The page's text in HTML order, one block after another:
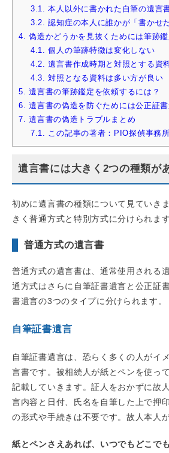
3.1.
本人以外に書かれた自筆の遺言
3.2.
認知症の本人に誰かが「書かせ
4.
偽造かどうかを見抜くためには筆跡
4.1.
個人の筆跡特徴は変化しない
4.2.
遺言書作成時期と対照とする資
4.3.
対照となる資料は多い方が良い
5.
遺言書の筆跡鑑定を依頼するには？
6.
遺言書の偽造を防ぐためには公正証
7.
遺言書の偽造トラブルまとめ
7.1.
この記事の著者：PIO探偵事務
遺言書には大きく2つの種類が
初めに遺言書の種類について見ていき
きく普通方式と特別方式に分けられます
普通方式の遺言書
普通方式の遺言書は、通常使用される
通方式はさらに自筆証書遺言と公正証
書遺言の3つのタイプに分けられます。
自筆証書遺言
自筆証書遺言は、恐らく多くの人がイ
言書です。被相続人が紙とペンを使っ
記載していきます。証人をおかずに故
言内容と日付、氏名を自筆した上で押
の形式や手続きは不要です。故人本人
紙とペンさえあれば、いつでもどこで